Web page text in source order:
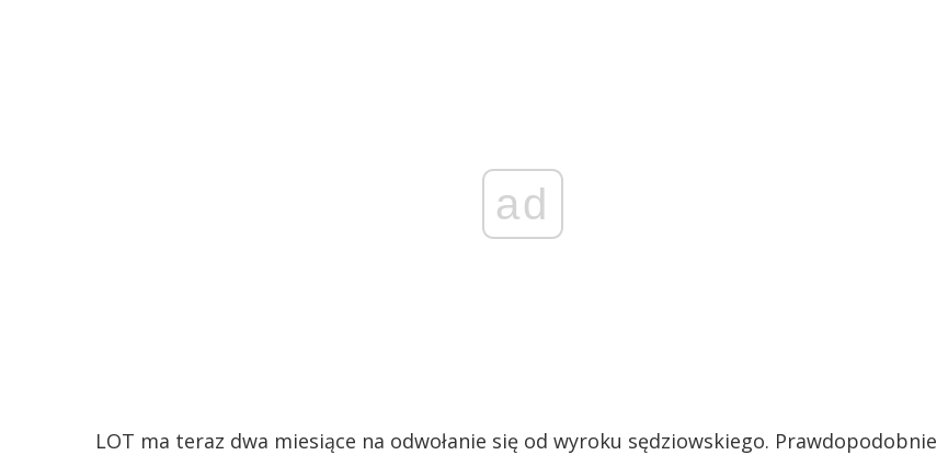
ad
LOT ma teraz dwa miesiące na odwołanie się od wyroku sędziowskiego. Prawdopodobnie